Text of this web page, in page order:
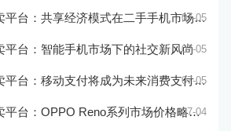
：共享经济模式在二手手机市场的应用和探索07-05
平台：智能手机市场下的社交新风尚07-05
：移动支付将成为未来消费支付的主流方式07-05
台：OPPO Reno系列市场价格略有回升07-04